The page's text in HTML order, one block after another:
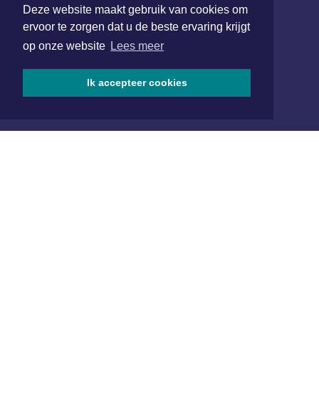
Deze website maakt gebruik van cookies om
ervoor te zorgen dat u de beste ervaring krijgt
op onze website Lees meer
Ik accepteer cookies
van Benthuizenlaan 1
1701 BZ Heerhugowaard
072 8200 600
redactie@xyto.nl
www.xyto.nl